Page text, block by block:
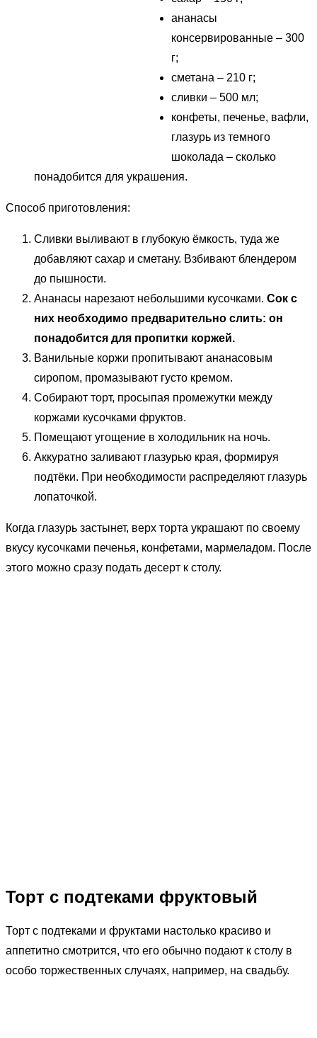
ананасы
консервированные – 300
г;
сметана – 210 г;
сливки – 500 мл;
конфеты, печенье, вафли,
глазурь из темного
шоколада – сколько
понадобится для украшения.
Способ приготовления:
Сливки выливают в глубокую ёмкость, туда же
добавляют сахар и сметану. Взбивают блендером
до пышности.
Ананасы нарезают небольшими кусочками. Сок с
них необходимо предварительно слить: он
понадобится для пропитки коржей.
Ванильные коржи пропитывают ананасовым
сиропом, промазывают густо кремом.
Собирают торт, просыпая промежутки между
коржами кусочками фруктов.
Помещают угощение в холодильник на ночь.
Аккуратно заливают глазурью края, формируя
подтёки. При необходимости распределяют глазурь
лопаточкой.
Когда глазурь застынет, верх торта украшают по своему
вкусу кусочками печенья, конфетами, мармеладом. После
этого можно сразу подать десерт к столу.
Торт с подтеками фруктовый
Торт с подтеками и фруктами настолько красиво и
аппетитно смотрится, что его обычно подают к столу в
особо торжественных случаях, например, на свадьбу.